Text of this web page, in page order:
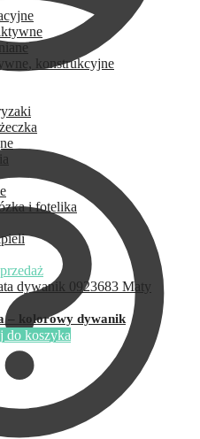
konstrukcyjne
i fotelika
– kolorowy dywanik
do koszyka